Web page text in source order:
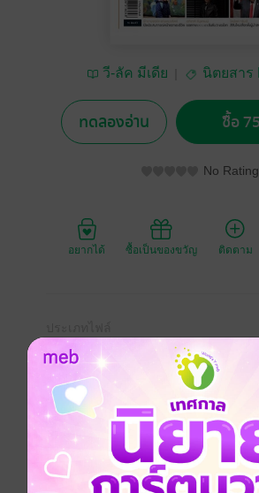
วี-ลัค มีเดีย นิตยสาร
ทดลองอ่าน ซื้อ
No Rating
อยากได้ ซื้อเป็นของขวัญ ติดตาม
วันที่วางขาย
ความยาว
95 บ
ฉบับย้อนหลัง